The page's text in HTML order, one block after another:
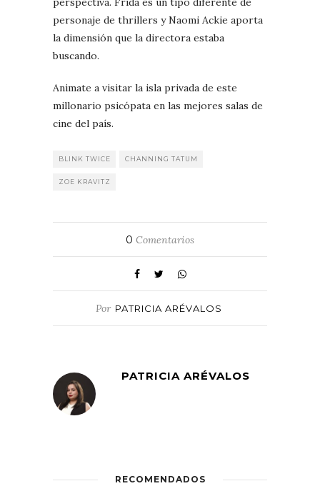
personaje de thrillers y Naomi Ackie aporta
la dimensión que la directora estaba
buscando.
Animate a visitar la isla privada de este
millonario psicópata en las mejores salas de
cine del país.
BLINK TWICE CHANNING TATUM
ZOE KRAVITZ
0 Comentarios
Por PATRICIA ARÉVALOS
PATRICIA ARÉVALOS
RECOMENDADOS